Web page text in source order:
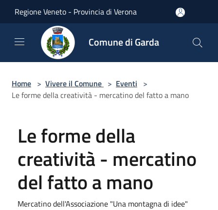
Regione Veneto - Provincia di Verona
Comune di Garda
Home > Vivere il Comune > Eventi >
Le forme della creatività - mercatino del fatto a mano
Le forme della
creatività - mercatino
del fatto a mano
Mercatino dell'Associazione "Una montagna di idee"